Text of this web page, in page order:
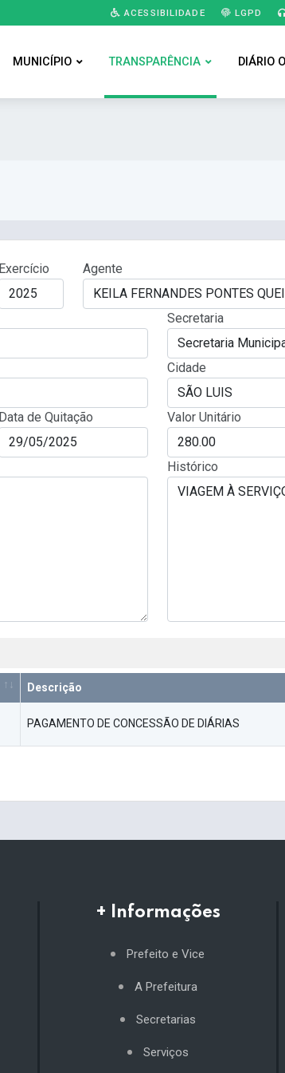
ACESSIBILIDADE LGPD
MUNICÍPIO TRANSPARÊNCIA DIÁRIO
Exercício Agente
Secretaria
Cidade
Data de Quitação Valor Unitário
Histórico
Descrição
PAGAMENTO DE CONCESSÃO DE DIÁRIAS
+ Informações
Prefeito e Vice
A Prefeitura
Secretarias
Serviços